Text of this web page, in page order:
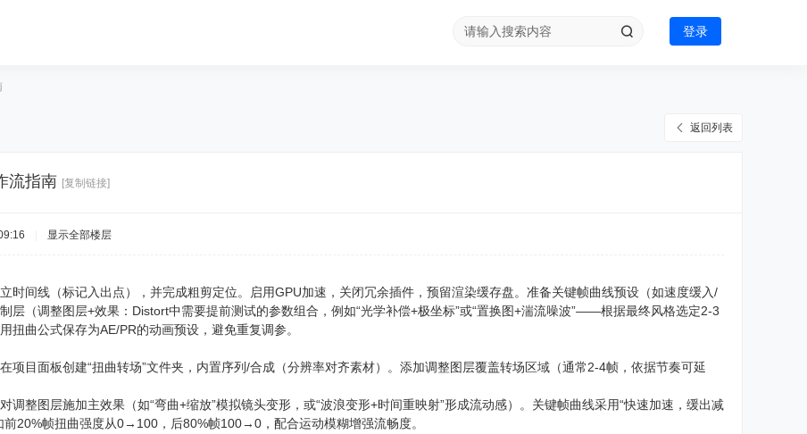
登录
返回列表
流指南 [复制链接]
显示全部楼层
时间线（标记入出点），并完成粗剪定位。启用GPU加速，关闭冗余插件，预留渲染缓存盘。准备关键帧曲线预设（如速度缓入/
层（调整图层+效果：Distort中需要提前测试的参数组合，例如“光学补偿+极坐标”或“置换图+湍流噪波”——根据最终风格选定2-3
扭曲公式保存为AE/PR的动画预设，避免重复调参。
在项目面板创建“扭曲转场”文件夹，内置序列/合成（分辨率对齐素材）。添加调整图层覆盖转场区域（通常2-4帧，依据节奏可延
对调整图层施加主效果（如“弯曲+缩放”模拟镜头变形，或“波浪变形+时间重映射”形成流动感）。关键帧曲线采用“快速加速，缓出减
20%帧扭曲强度从0→100，后80%帧100→0，配合运动模糊增强流畅度。